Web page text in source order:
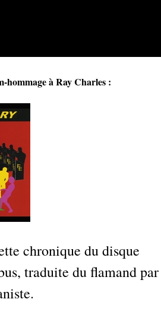
hommage à Ray Charles :
chronique du disque
traduite du flamand par